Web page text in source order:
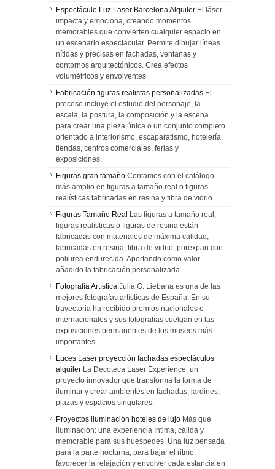
Espectáculo Luz Laser Barcelona Alquiler El láser
impacta y emociona, creando momentos
memorables que convierten cualquier espacio en
un escenario espectacular. Permite dibujar líneas
nítidas y precisas en fachadas, ventanas y
contornos arquitectónicos. Crea efectos
volumétricos y envolventes
Fabricación figuras realistas personalizadas El
proceso incluye el estudio del personaje, la
escala, la postura, la composición y la escena
para crear una pieza única o un conjunto completo
orientado a interiorismo, escaparatismo, hotelería,
tiendas, centros comerciales, ferias y
exposiciones.
Figuras gran tamaño Contamos con el catálogo
más amplio en figuras a tamaño real o figuras
realísticas fabricadas en resina y fibra de vidrio.
Figuras Tamaño Real Las figuras a tamaño real,
figuras realísticas o figuras de resina están
fabricadas con materiales de máxima calidad,
fabricadas en resina, fibra de vidrio, porexpan con
poliurea endurecida. Aportando como valor
añadido la fabricación personalizada.
Fotografía Artística Julia G. Liebana es una de las
mejores fotógrafas artísticas de España. En su
trayectoria ha recibido premios nacionales e
internacionales y sus fotografías cuelgan en las
exposiciones permanentes de los museos más
importantes.
Luces Laser proyección fachadas espectáculos
alquiler La Decoteca Laser Experience, un
proyecto innovador que transforma la forma de
iluminar y crear ambientes en fachadas, jardines,
plazas y espacios singulares.
Proyectos iluminación hoteles de lujo Más que
iluminación: una experiencia íntima, cálida y
memorable para sus huéspedes. Una luz pensada
para la parte nocturna, para bajar el ritmo,
favorecer la relajación y envolver cada estancia en